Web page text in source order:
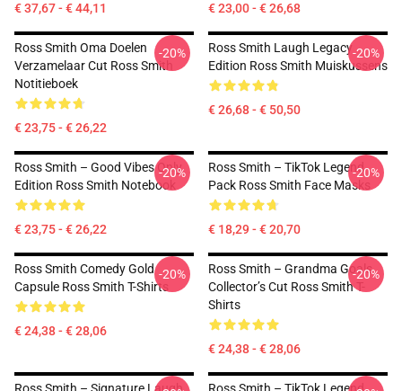
€ 37,67 - € 44,11 € 23,00 - € 26,68
Ross Smith Oma Doelen
Verzamelaar Cut Ross Smith
Notitieboek
€ 23,75 - € 26,22
-20%
Ross Smith Laugh Legacy
Edition Ross Smith Muiskussens
€ 26,68 - € 50,50
-20%
Ross Smith – Good Vibes Only
Edition Ross Smith Notebook
€ 23,75 - € 26,22
-20%
Ross Smith – TikTok Legend
Pack Ross Smith Face Masks
€ 18,29 - € 20,70
-20%
Ross Smith Comedy Gold
Capsule Ross Smith T-Shirts
€ 24,38 - € 28,06
-20%
Ross Smith – Grandma Goals
Collector’s Cut Ross Smith T-
Shirts
€ 24,38 - € 28,06
-20%